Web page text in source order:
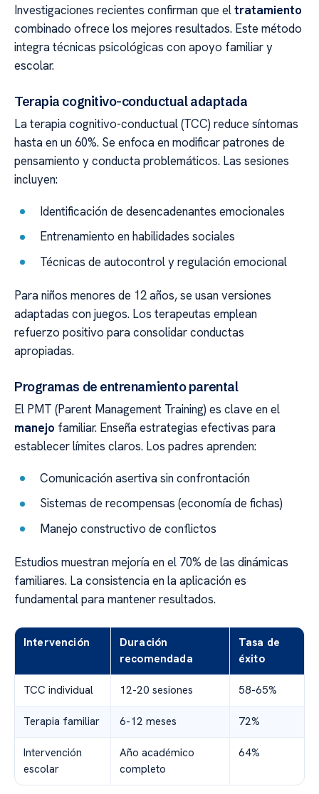
Investigaciones recientes confirman que eltratamiento
combinado ofrece los mejores resultados. Este método
integra técnicas psicológicas con apoyo familiar y
escolar.
Terapia cognitivo-conductual adaptada
La terapia cognitivo-conductual (TCC) reduce síntomas
hasta en un 60%. Se enfoca en modificar patrones de
pensamiento y conducta problemáticos. Las sesiones
incluyen:
Identificación de desencadenantes emocionales
Entrenamiento en habilidades sociales
Técnicas de autocontrol y regulación emocional
Para niños menores de 12 años, se usan versiones
adaptadas con juegos. Los terapeutas emplean
refuerzo positivo para consolidar conductas
apropiadas.
Programas de entrenamiento parental
El PMT (Parent Management Training) es clave en el
manejo familiar. Enseña estrategias efectivas para
establecer límites claros. Los padres aprenden:
Comunicación asertiva sin confrontación
Sistemas de recompensas (economía de fichas)
Manejo constructivo de conflictos
Estudios muestran mejoría en el 70% de las dinámicas
familiares. La consistencia en la aplicación es
fundamental para mantener resultados.
Intervención
Duración
recomendada
Tasa de
éxito
TCC individual 12-20 sesiones 58-65%
Terapia familiar 6-12 meses 72%
Intervención
escolar
Año académico
completo
64%